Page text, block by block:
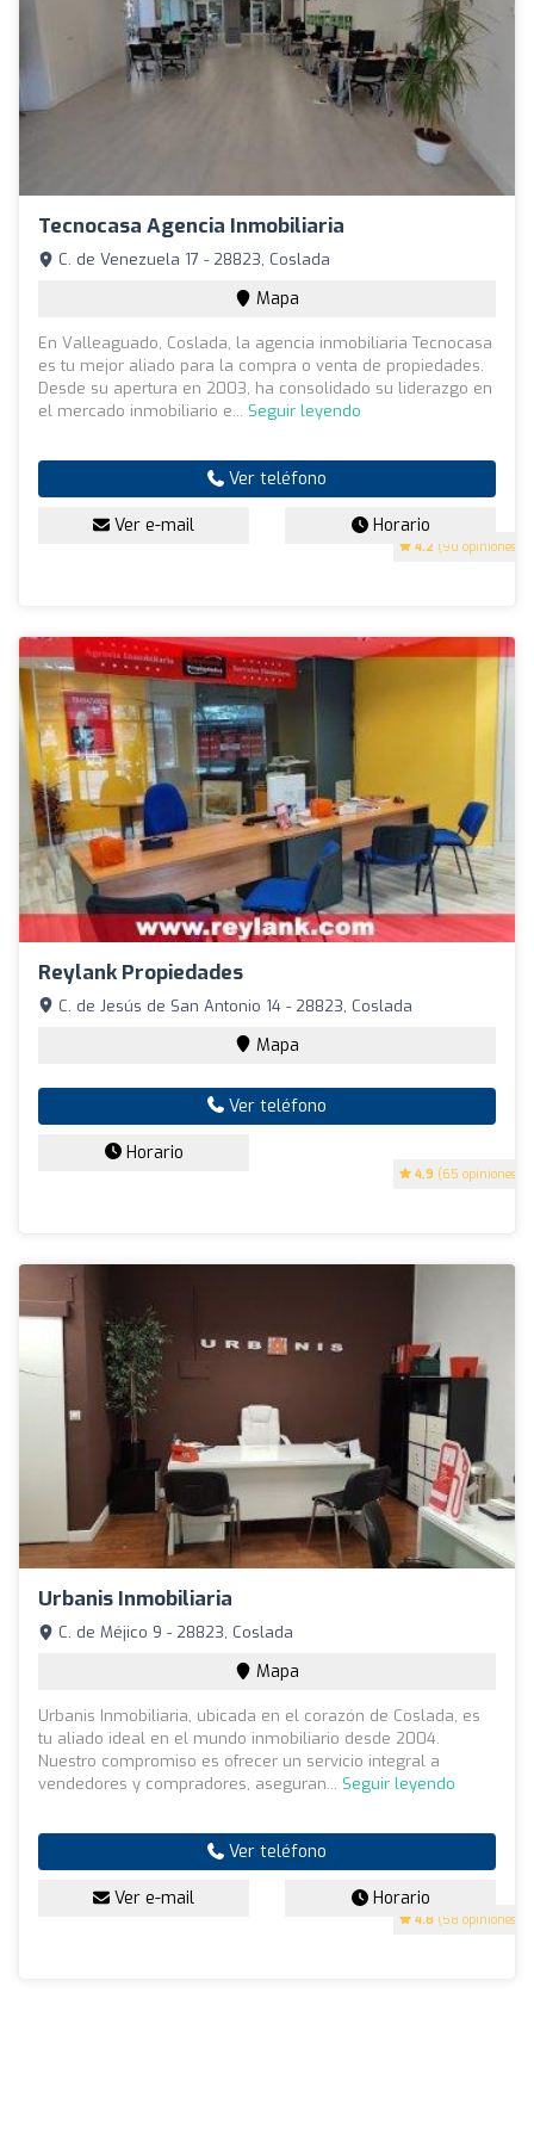
Tecnocasa Agencia Inmobiliaria
4.2 (90 opiniones)
C. de Venezuela 17 - 28823, Coslada
Mapa
En Valleaguado, Coslada, la agencia inmobiliaria Tecnocasa
es tu mejor aliado para la compra o venta de propiedades.
Desde su apertura en 2003, ha consolidado su liderazgo en
el mercado inmobiliario e... Seguir leyendo
Ver teléfono
Ver e-mail Horario
Reylank Propiedades
4.9 (65 opiniones)
C. de Jesús de San Antonio 14 - 28823, Coslada
Mapa
Ver teléfono
Horario
Urbanis Inmobiliaria
4.8 (58 opiniones)
C. de Méjico 9 - 28823, Coslada
Mapa
Urbanis Inmobiliaria, ubicada en el corazón de Coslada, es
tu aliado ideal en el mundo inmobiliario desde 2004.
Nuestro compromiso es ofrecer un servicio integral a
vendedores y compradores, aseguran... Seguir leyendo
Ver teléfono
Ver e-mail Horario